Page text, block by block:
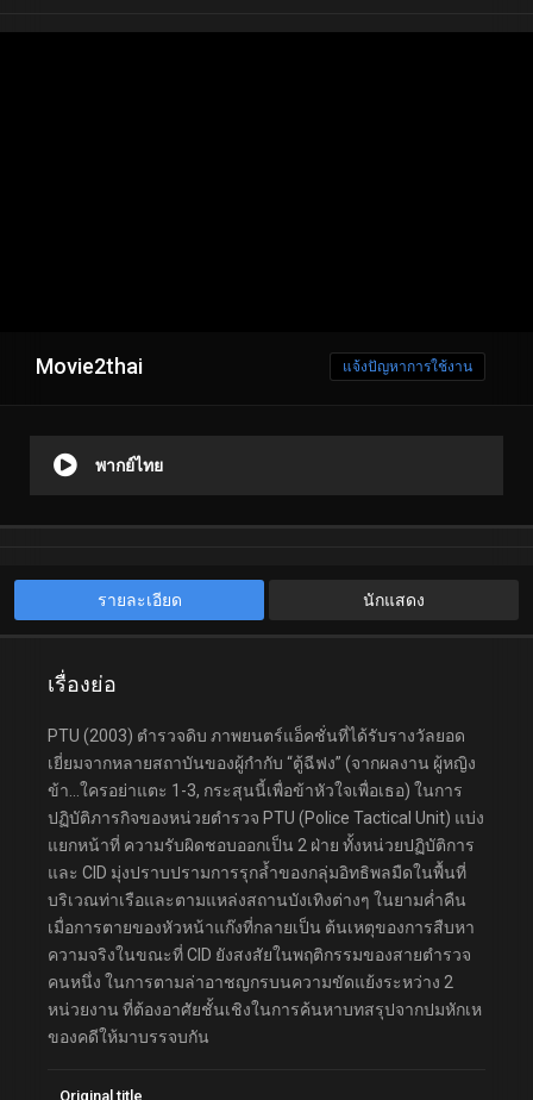
Movie2thai แจ้งปัญหาการใช้งาน
พากย์ไทย
รายละเอียด นักแสดง
เรื่องย่อ
PTU (2003) ตำรวจดิบ ภาพยนตร์แอ็คชั่นที่ได้รับรางวัลยอด
เยี่ยมจากหลายสถาบันของผู้กำกับ “ตู้ฉีฟง” (จากผลงาน ผู้หญิง
ข้า…ใครอย่าแตะ 1-3, กระสุนนี้เพื่อข้าหัวใจเพื่อเธอ) ในการ
ปฏิบัติภารกิจของหน่วยตำรวจ PTU (Police Tactical Unit) แบ่ง
แยกหน้าที่ ความรับผิดชอบออกเป็น 2 ฝ่าย ทั้งหน่วยปฏิบัติการ
และ CID มุ่งปราบปรามการรุกล้ำของกลุ่มอิทธิพลมืดในพื้นที่
บริเวณท่าเรือและตามแหล่งสถานบังเทิงต่างๆ ในยามค่ำคืน
เมื่อการตายของหัวหน้าแก๊งที่กลายเป็น ต้นเหตุของการสืบหา
ความจริงในขณะที่ CID ยังสงสัยในพฤติกรรมของสายตำรวจ
คนหนึ่ง ในการตามล่าอาชญกรบนความขัดแย้งระหว่าง 2
หน่วยงาน ที่ต้องอาศัยชั้นเชิงในการค้นหาบทสรุปจากปมหักเห
ของคดีให้มาบรรจบกัน
Original title